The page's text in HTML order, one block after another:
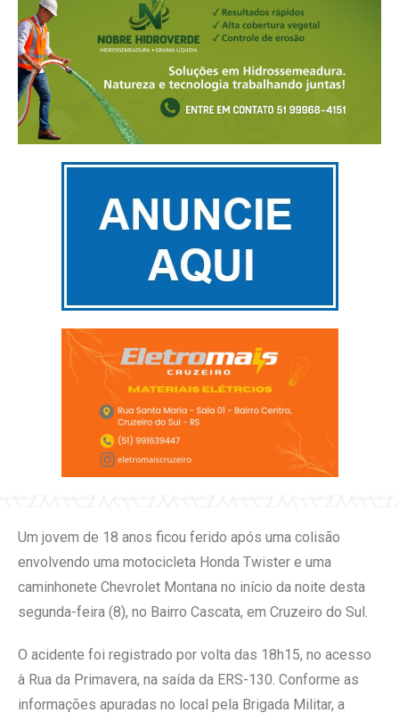
Um jovem de 18 anos ficou ferido após uma colisão
envolvendo uma motocicleta Honda Twister e uma
caminhonete Chevrolet Montana no início da noite desta
segunda-feira (8), no Bairro Cascata, em Cruzeiro do Sul.
O acidente foi registrado por volta das 18h15, no acesso
à Rua da Primavera, na saída da ERS-130. Conforme as
informações apuradas no local pela Brigada Militar, a